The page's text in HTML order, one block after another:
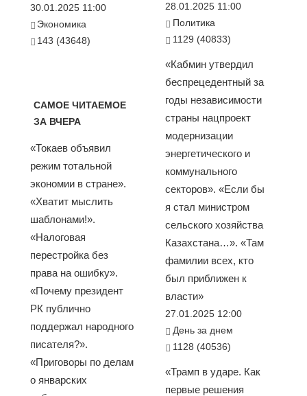
30.01.2025 11:00
Экономика
143 (43648)
САМОЕ ЧИТАЕМОЕ
ЗА ВЧЕРА
«Токаев объявил
режим тотальной
экономии в стране».
«Хватит мыслить
шаблонами!».
«Налоговая
перестройка без
права на ошибку».
«Почему президент
РК публично
поддержал народного
писателя?».
«Приговоры по делам
о январских
28.01.2025 11:00
Политика
1129 (40833)
«Кабмин утвердил
беспрецедентный за
годы независимости
страны нацпроект
модернизации
энергетического и
коммунального
секторов». «Если бы
я стал министром
сельского хозяйства
Казахстана…». «Там
фамилии всех, кто
был приближен к
власти»
27.01.2025 12:00
День за днем
1128 (40536)
«Трамп в ударе. Как
первые решения